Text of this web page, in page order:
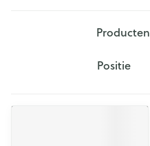
Producten
Sorteer op: